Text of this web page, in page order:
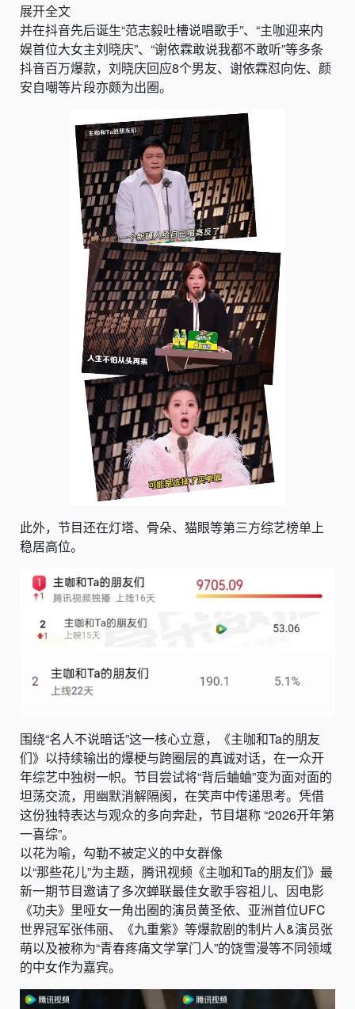
展开全文
并在抖音先后诞生“范志毅吐槽说唱歌手”、“主咖迎来内
娱首位大女主刘晓庆”、“谢依霖敢说我都不敢听”等多条
抖音百万爆款，刘晓庆回应8个男友、谢依霖怼向佐、颜
安自嘲等片段亦颇为出圈。
此外，节目还在灯塔、骨朵、猫眼等第三方综艺榜单上
稳居高位。
围绕“名人不说暗话”这一核心立意，《主咖和Ta的朋友
们》以持续输出的爆梗与跨圈层的真诚对话，在一众开
年综艺中独树一帜。节目尝试将“背后蛐蛐”变为面对面的
坦荡交流，用幽默消解隔阂，在笑声中传递思考。凭借
这份独特表达与观众的多向奔赴，节目堪称 “2026开年第
一喜综”。
以花为喻，勾勒不被定义的中女群像
以“那些花儿”为主题，腾讯视频《主咖和Ta的朋友们》最
新一期节目邀请了多次蝉联最佳女歌手容祖儿、因电影
《功夫》里哑女一角出圈的演员黄圣依、亚洲首位UFC
世界冠军张伟丽、《九重紫》等爆款剧的制片人&演员张
萌以及被称为“青春疼痛文学掌门人”的饶雪漫等不同领域
的中女作为嘉宾。